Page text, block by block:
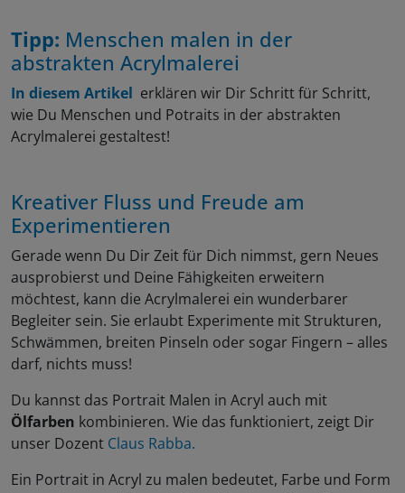
Tipp: Menschen malen in der
abstrakten Acrylmalerei
In diesem Artikel erklären wir Dir Schritt für Schritt,
wie Du Menschen und Potraits in der abstrakten
Acrylmalerei gestaltest!
Kreativer Fluss und Freude am
Experimentieren
Gerade wenn Du Dir Zeit für Dich nimmst, gern Neues
ausprobierst und Deine Fähigkeiten erweitern
möchtest, kann die Acrylmalerei ein wunderbarer
Begleiter sein. Sie erlaubt Experimente mit Strukturen,
Schwämmen, breiten Pinseln oder sogar Fingern – alles
darf, nichts muss!
Du kannst das Portrait Malen in Acryl auch mit
Ölfarben kombinieren. Wie das funktioniert, zeigt Dir
unser Dozent Claus Rabba.
Ein Portrait in Acryl zu malen bedeutet, Farbe und Form